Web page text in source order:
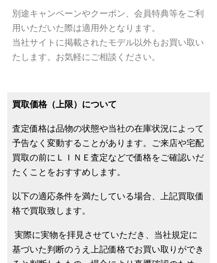
別途キャンペーンやクーポン、会員特典等をご利
用いただいた際は適用外となります。
当社サイトに掲載されたモデル以外もお買い取い
たします。お気軽にご相談ください。
買取価格（上限）について
査定価格は品物の状態や当社の在庫状況によって
予告なく変動することがあります。ご来店や宅配
買取の前にＬＩＮＥ査定などで価格をご確認いだ
たくことをおすすめします。
以下の適応条件を満たしている場合、上記買取価
格で買取致します。
実際に実物を拝見させていただき、当社規定に
基づいた判断のうえ上記価格でお買い取りができ